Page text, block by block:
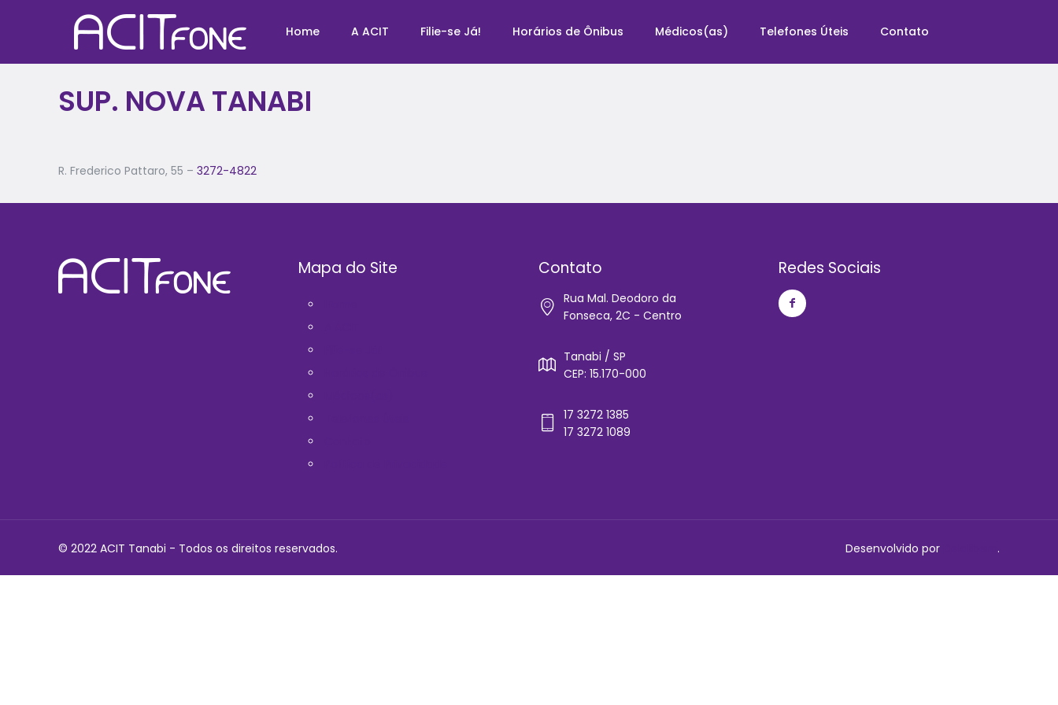
Home A ACIT Filie-se Já! Horários de Ônibus Médicos(as) Telefones Úteis Contato
SUP. NOVA TANABI
R. Frederico Pattaro, 55 –3272-4822
Mapa do Site Contato
Rua Mal. Deodoro da
Fonseca, 2C - Centro
Tanabi / SP
CEP: 15.170-000
17 3272 1385
17 3272 1089
Redes Sociais
© 2022 ACIT Tanabi - Todos os direitos reservados. Desenvolvido por .